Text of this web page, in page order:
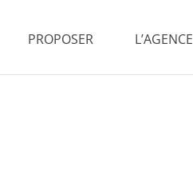
PROPOSER L’AGENCE